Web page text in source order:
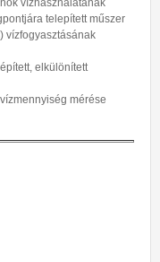
vízhasználatának
telepített műszer
vízfogyasztásának
elkülönített
mérése